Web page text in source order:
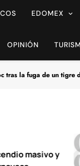
EDOMEX
OPINIÓN
tras la fuga de un